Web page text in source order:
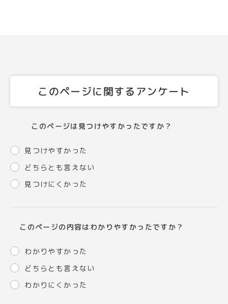
このページに関するアンケート
このページは見つけやすかったですか？
見つけやすかった
どちらとも言えない
見つけにくかった
このページの内容はわかりやすかったですか？
わかりやすかった
どちらとも言えない
わかりにくかった